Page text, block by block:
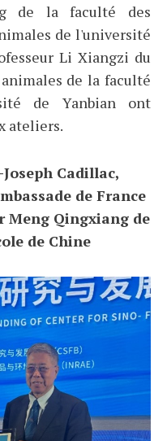
de la faculté des
de l'université
Li Xiangzi du
de la faculté
de Yanbian ont
ateliers.
Cadillac,
de France
Meng Qingxiang de
de Chine